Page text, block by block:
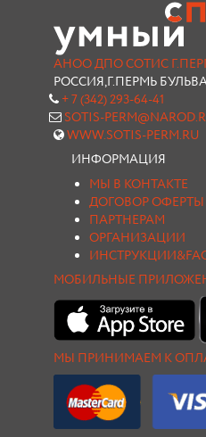
АНОО ДПО СОТИС
РОССИЯ,Г.ПЕРМЬ
+ 7 (342) 293-64-41
SOTIS-
WWW.SOTIS-PERM.RU
ИНФОРМАЦИЯ
МЫ В КОНТАКТЕ
ДОГОВОР ОФЕРТЫ
ПАРТНЕРАМ
ОРГАНИЗАЦИИ
МОБИЛЬНЫЕ
МЫ ПРИНИМАЕМ К